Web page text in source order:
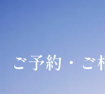
ご予約・ご